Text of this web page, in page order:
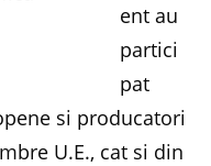
ent au
partici
pat
si producatori
U.E., cat si din